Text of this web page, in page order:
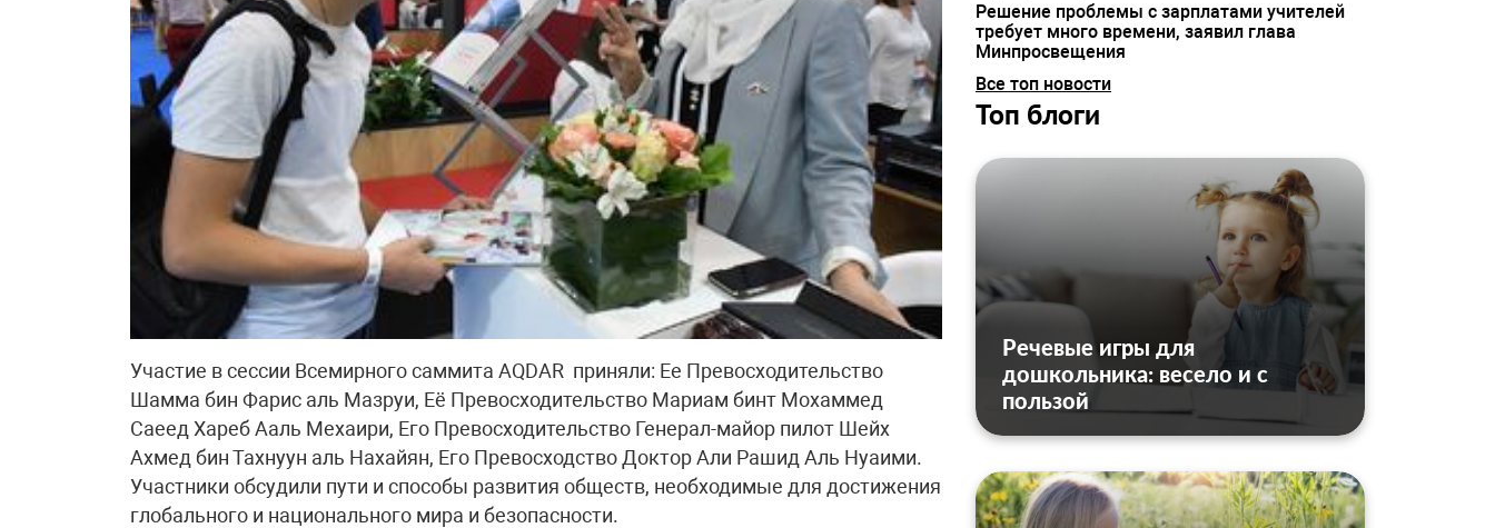
Участие в сессии Всемирного саммита AQDAR приняли: Ее Превосходительство
Шамма бин Фарис аль Мазруи, Её Превосходительство Мариам бинт Мохаммед
Саеед Хареб Ааль Мехаири, Его Превосходительство Генерал-майор пилот Шейх
Ахмед бин Тахнуун аль Нахайян, Его Превосходство Доктор Али Рашид Аль Нуаими.
Участники обсудили пути и способы развития обществ, необходимые для достижения
глобального и национального мира и безопасности.
Решение проблемы с зарплатами учителей
требует много времени, заявил глава
Минпросвещения
Все топ новости
Топ блоги
Речевые игры для
дошкольника: весело и с
пользой